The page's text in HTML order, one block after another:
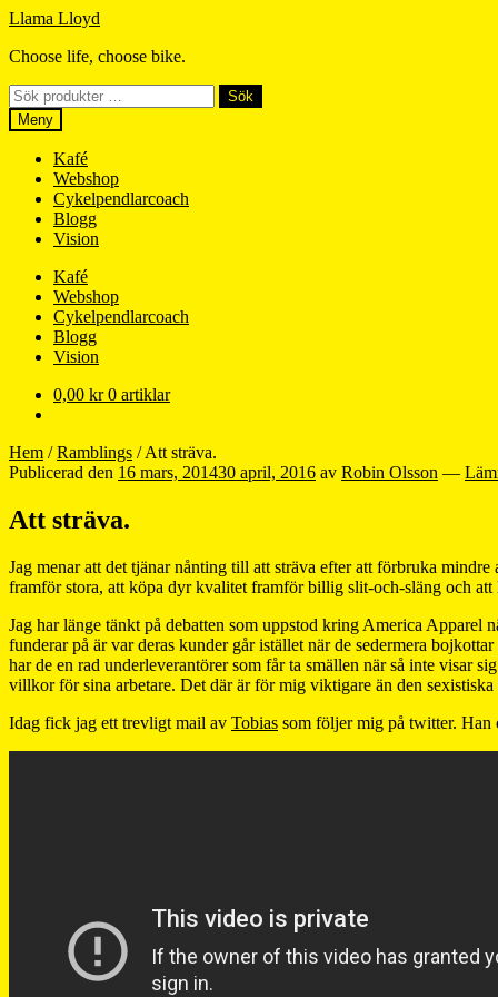
Hoppa
navigering
Hoppa
innehåll
Llama Lloyd
Choose life, choose bike.
Sök
efter:
Sök
Meny
Kafé
Webshop
Cykelpendlarcoach
Blogg
Vision
Kafé
Webshop
Cykelpendlarcoach
Blogg
Vision
0,00 kr 0 artiklar
Hem /Ramblings /Att sträva.
Publicerad den 16 mars, 201430 april, 2016 av Robin Olsson —
Att sträva.
Jag menar att det tjänar nånting till att sträva efter att förbruka
framför stora, att köpa dyr kvalitet framför billig slit-och-släng och att
Jag har länge tänkt på debatten som uppstod kring America
funderar på är var deras kunder går istället när de sedermera
har de en rad underleverantörer som får ta smällen när så inte visar
villkor för sina arbetare. Det där är för mig viktigare än den
Idag fick jag ett trevligt mail av Tobias som följer mig på twitter. Han